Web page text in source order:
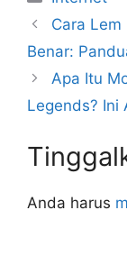
Cara Lem
Benar:
Apa Itu
Legends? Ini
Anda harus